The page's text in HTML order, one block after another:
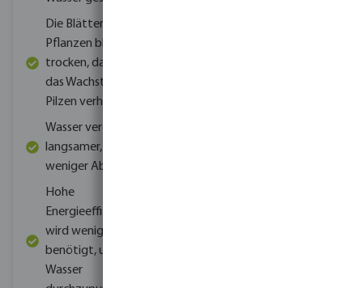
Die Blätter der
Pflanzen bleiben
trocken, dadurch wird
das Wachstum von
Pilzen verhindert
Wasser verdunstet
langsamer, daher
weniger Abwasser
Hohe
Energieeffizienz: Es
wird weniger Energie
benötigt, um das
Wasser